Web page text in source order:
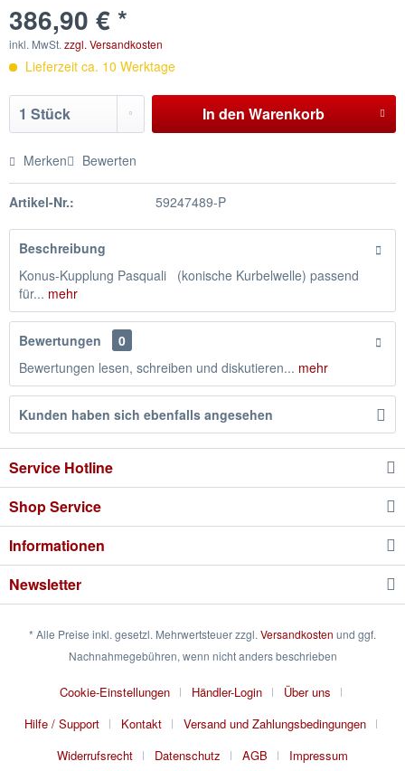
386,90 € *
inkl. MwSt. zzgl. Versandkosten
Lieferzeit ca. 10 Werktage
In den Warenkorb
Merken Bewerten
Artikel-Nr.: 59247489-P
Beschreibung
Konus-Kupplung Pasquali (konische Kurbelwelle) passend
für... mehr
Bewertungen
0
Bewertungen lesen, schreiben und diskutieren... mehr
Kunden haben sich ebenfalls angesehen
Service Hotline
Shop Service
Informationen
Newsletter
* Alle Preise inkl. gesetzl. Mehrwertsteuer zzgl. Versandkosten und ggf.
Nachnahmegebühren, wenn nicht anders beschrieben
Cookie-Einstellungen Händler-Login
Über uns
Hilfe / Support
Kontakt
Versand und Zahlungsbedingungen
Widerrufsrecht
Datenschutz AGB Impressum